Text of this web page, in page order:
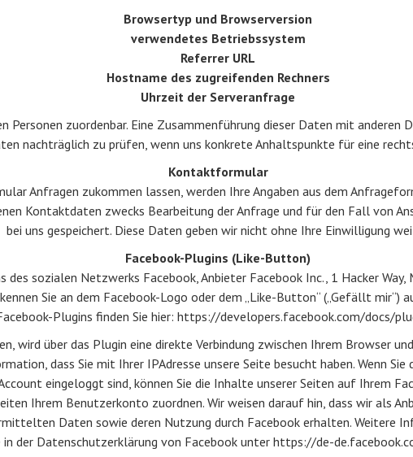
Browsertyp und Browserversion
verwendetes Betriebssystem
Referrer URL
Hostname des zugreifenden Rechners
Uhrzeit der Serveranfrage
Personen zuordenbar. Eine Zusammenführung dieser Daten mit anderen
nachträglich zu prüfen, wenn uns konkrete Anhaltspunkte für eine
Kontaktformular
Anfragen zukommen lassen, werden Ihre Angaben aus dem
Kontaktdaten zwecks Bearbeitung der Anfrage und für den Fall von
bei uns gespeichert. Diese Daten geben wir nicht ohne Ihre Einwilligung
Facebook-Plugins (Like-Button)
des sozialen Netzwerks Facebook, Anbieter Facebook Inc., 1 Hacker
Sie an dem Facebook-Logo oder dem „Like-Button“ („Gefällt mir“)
Plugins finden Sie hier: https://developers.facebook.com/docs/
wird über das Plugin eine direkte Verbindung zwischen Ihrem Browser
dass Sie mit Ihrer IPAdresse unsere Seite besucht haben. Wenn Sie
eingeloggt sind, können Sie die Inhalte unserer Seiten auf Ihrem
Ihrem Benutzerkonto zuordnen. Wir weisen darauf hin, dass wir als
Daten sowie deren Nutzung durch Facebook erhalten. Weitere
in der Datenschutzerklärung von Facebook unter https://de-